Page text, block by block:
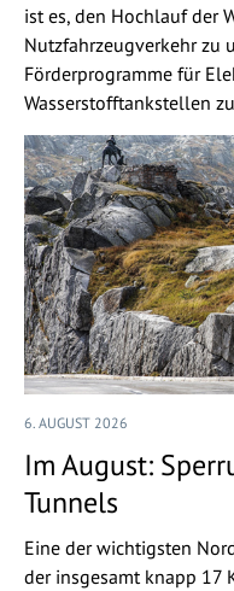
ist es, den Hochlauf der
Nutzfahrzeugverkehr zu
Förderprogramme für
Wasserstofftankstellen
6. AUGUST 2026
Im August:
Tunnels
Eine der wichtigsten
der insgesamt knapp 17